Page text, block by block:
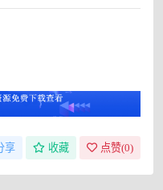
享 收藏 点赞(0)